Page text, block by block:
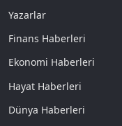
Yazarlar
Finans Haberleri
Ekonomi Haberleri
Hayat Haberleri
Dünya Haberleri